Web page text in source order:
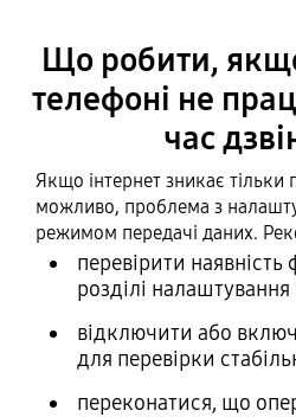
Що робити,
телефоні не
час
Якщо інтернет зникає тільки
можливо, проблема з
режимом передачі даних.
перевірити наявність
розділі
відключити або
для перевірки
переконатися, що